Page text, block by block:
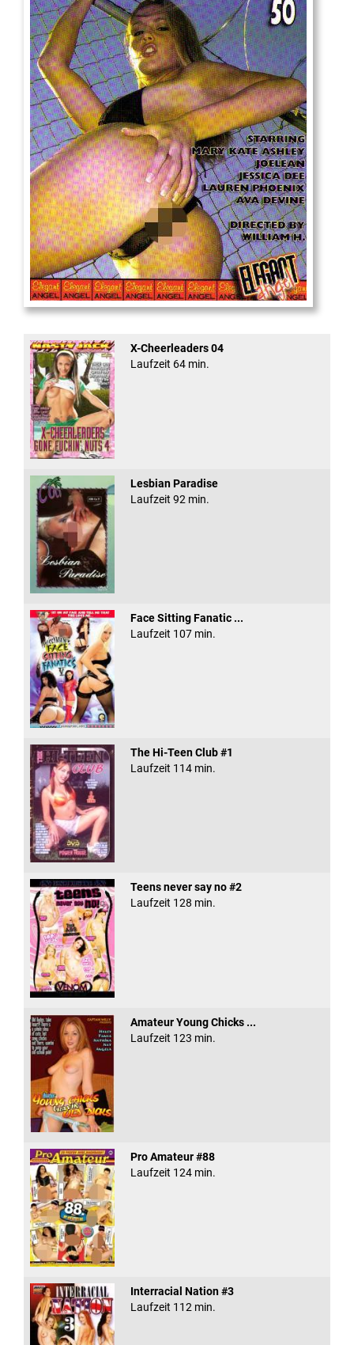
Cum Back Pussy #60
X-Cheerleaders 04
Laufzeit 64 min.
Lesbian Paradise
Laufzeit 92 min.
Face Sitting Fanatic ...
Laufzeit 107 min.
The Hi-Teen Club #1
Laufzeit 114 min.
Teens never say no #2
Laufzeit 128 min.
Amateur Young Chicks ...
Laufzeit 123 min.
Pro Amateur #88
Laufzeit 124 min.
Interracial Nation #3
Laufzeit 112 min.